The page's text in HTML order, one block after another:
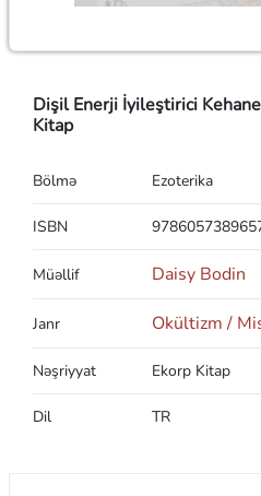
Dişil Enerji İyileştirici
Kitap
Bölmə Ezoterika
ISBN
Müəllif Daisy Bodin
Janr Okültizm /
Nəşriyyat Ekorp Kitap
Dil TR